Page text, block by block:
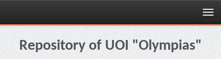
Skip
navigationRepository of UOI "Olympias"